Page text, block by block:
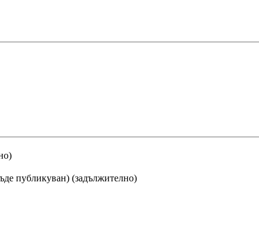
публикуван) (задължително)